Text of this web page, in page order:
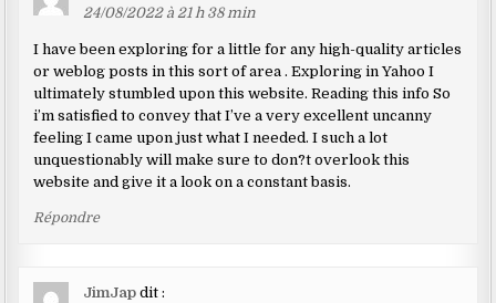
24/08/2022 à 21 h 38 min
I have been exploring for a little for any high-quality articles
or weblog posts in this sort of area . Exploring in Yahoo I
ultimately stumbled upon this website. Reading this info So
i’m satisfied to convey that I’ve a very excellent uncanny
feeling I came upon just what I needed. I such a lot
unquestionably will make sure to don?t overlook this
website and give it a look on a constant basis.
Répondre
JimJap dit :